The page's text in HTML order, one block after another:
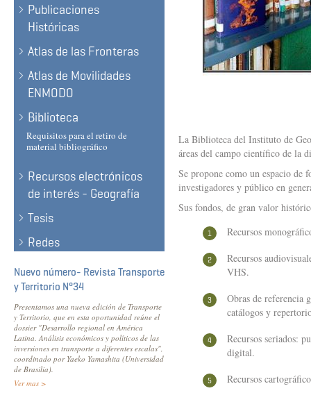
Publicaciones
Históricas
Atlas de las Fronteras
Atlas de Movilidades
ENMODO
Biblioteca
Requisitos para el retiro de
material bibliográfico
Recursos electrónicos
de interés - Geografía
Tesis
Redes
Nuevo número- Revista Transporte
y Territorio N°34
Presentamos una nueva edición de Transporte
y Territorio, que en esta oportunidad reúne el
dossier "Desarrollo regional en América
Latina. Análisis económicos y políticos de las
inversiones en transporte a diferentes escalas",
coordinado por Yaeko Yamashita (Universidad
de Brasilia).
Ver mas >
La Biblioteca del Instituto de
áreas del campo científico de la
Se propone como un espacio de
investigadores y público en
Sus fondos, de gran valor
Recursos
Recursos
VHS.
Obras de referencia
catálogos y
Recursos seriados:
digital.
Recursos